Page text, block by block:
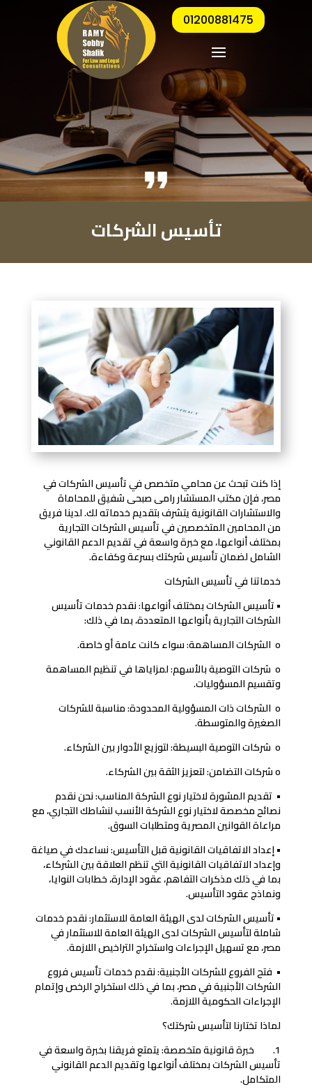
01200881475
تأسيس الشركات
إذا كنت تبحث عن محامي متخصص في تأسيس الشركات في
مصر، فإن مكتب المستشار رامى صبحى شفيق للمحاماة
والاستشارات القانونية يتشرف بتقديم خدماته لك. لدينا فريق
من المحامين المتخصصين في تأسيس الشركات التجارية
بمختلف أنواعها، مع خبرة واسعة في تقديم الدعم القانوني
الشامل لضمان تأسيس شركتك بسرعة وكفاءة.
خدماتنا في تأسيس الشركات
• تأسيس الشركات بمختلف أنواعها: نقدم خدمات تأسيس
الشركات التجارية بأنواعها المتعددة، بما في ذلك:
o الشركات المساهمة: سواء كانت عامة أو خاصة.
o شركات التوصية بالأسهم: لمزاياها في تنظيم المساهمة
وتقسيم المسؤوليات.
o الشركات ذات المسؤولية المحدودة: مناسبة للشركات
الصغيرة والمتوسطة.
o شركات التوصية البسيطة: لتوزيع الأدوار بين الشركاء.
o شركات التضامن: لتعزيز الثقة بين الشركاء.
• تقديم المشورة لاختيار نوع الشركة المناسب: نحن نقدم
نصائح مخصصة لاختيار نوع الشركة الأنسب لنشاطك التجاري، مع
مراعاة القوانين المصرية ومتطلبات السوق.
• إعداد الاتفاقيات القانونية قبل التأسيس: نساعدك في صياغة
وإعداد الاتفاقيات القانونية التي تنظم العلاقة بين الشركاء،
بما في ذلك مذكرات التفاهم، عقود الإدارة، خطابات النوايا،
ونماذج عقود التأسيس.
• تأسيس الشركات لدى الهيئة العامة للاستثمار: نقدم خدمات
شاملة لتأسيس الشركات لدى الهيئة العامة للاستثمار في
مصر، مع تسهيل الإجراءات واستخراج التراخيص اللازمة.
• فتح الفروع للشركات الأجنبية: نقدم خدمات تأسيس فروع
الشركات الأجنبية في مصر، بما في ذلك استخراج الرخص وإتمام
الإجراءات الحكومية اللازمة.
لماذا تختارنا لتأسيس شركتك؟
1. خبرة قانونية متخصصة: يتمتع فريقنا بخبرة واسعة في
تأسيس الشركات بمختلف أنواعها وتقديم الدعم القانوني
المتكامل.